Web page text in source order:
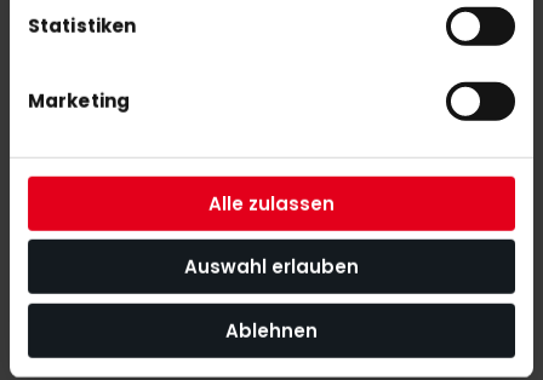
Statistiken
Marketing
Alle zulassen
Auswahl erlauben
Ablehnen
NEWSLETTER ANMELDUNG
was News, Tipps und Rabattaktionen rund um unseren Shop
ABONNIEREN